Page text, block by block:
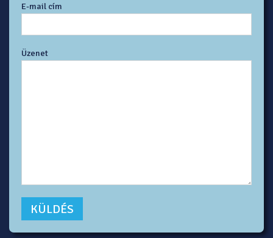
E-mail cím
Üzenet